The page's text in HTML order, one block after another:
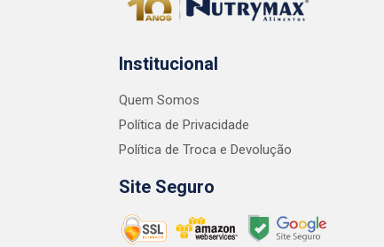
Institucional
Quem Somos
Política de Privacidade
Política de Troca e Devolução
Site Seguro